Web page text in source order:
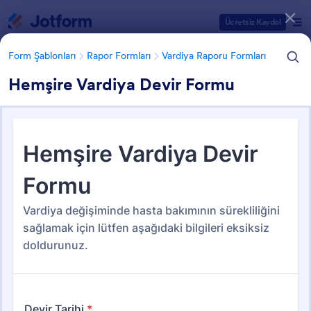
Ücretsiz Kaydol
Form Şablonları Rapor Formları Vardiya Raporu Formları
Hemşire Vardiya Devir Formu
Form Şablonları Rapor Formları Vardiya Raporu Formları
Vardiya Raporu Formları
Form Şablonu Kategorileri